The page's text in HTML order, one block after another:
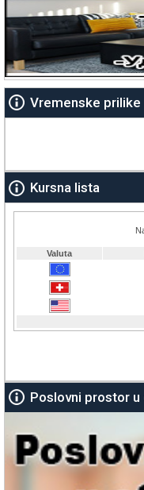
Vremenske prilike
Kursna lista
Poslovni prostor